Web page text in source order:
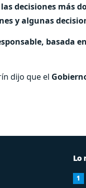
decisiones más
y algunas
basada
dijo que el
Lo
1